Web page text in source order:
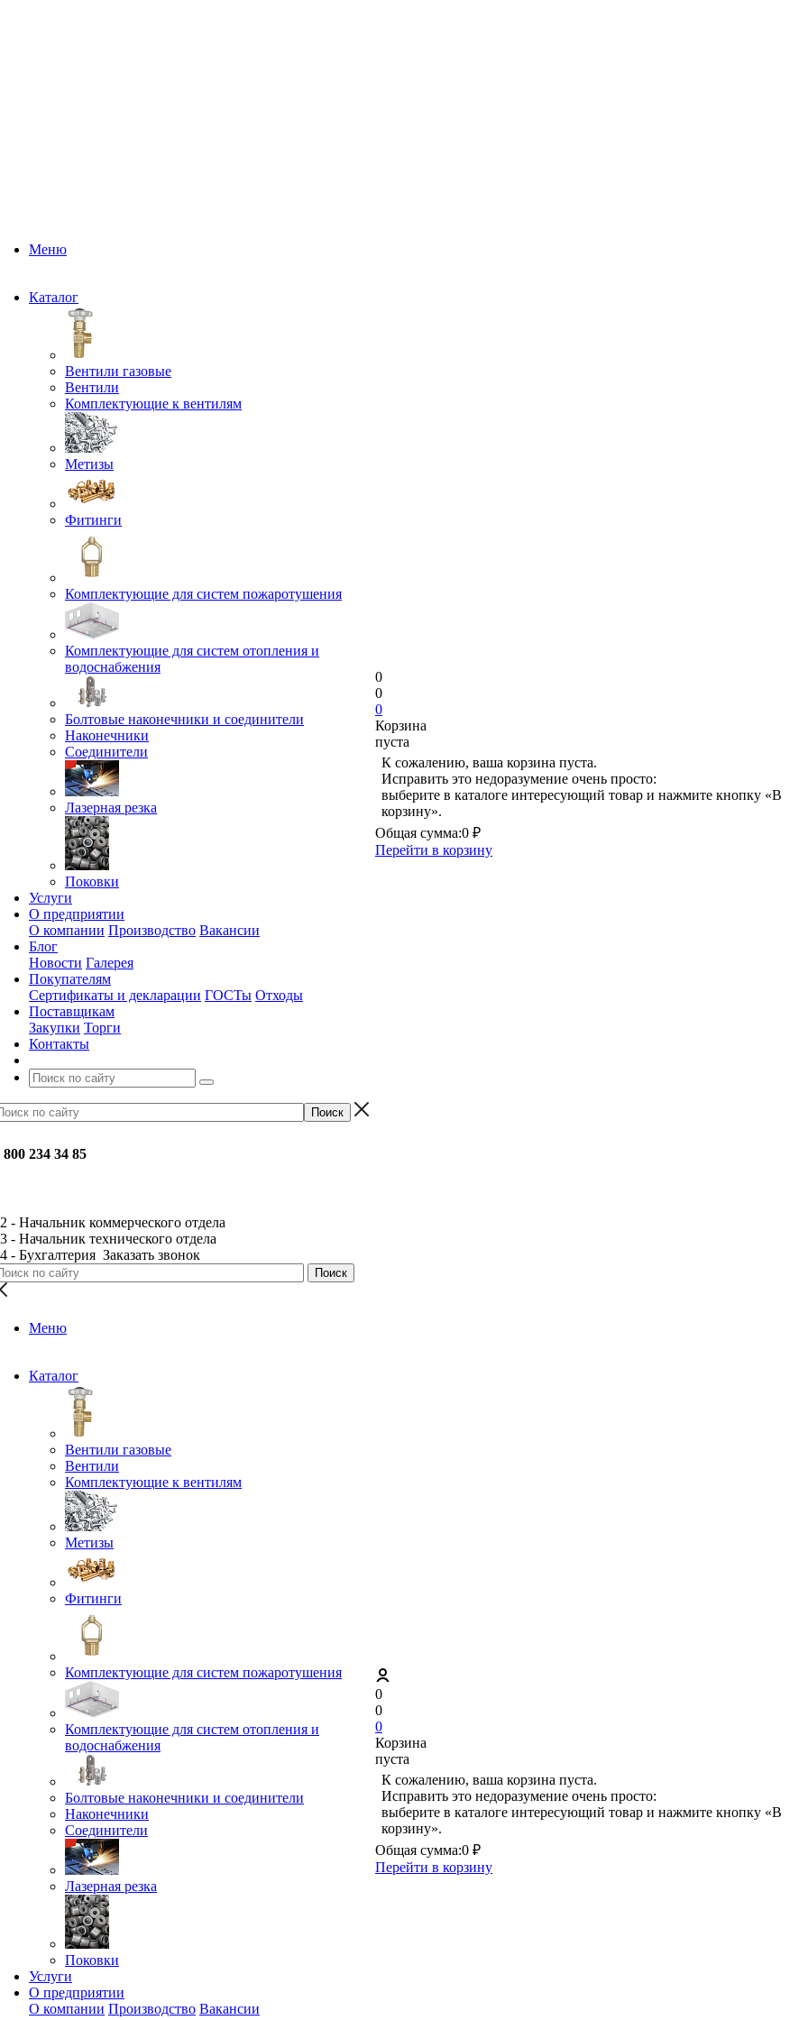
Меню
Каталог
Вентили газовые
Вентили
Комплектующие к вентилям
Метизы
Фитинги
Комплектующие для систем пожаротушения
Комплектующие для систем отопления и
водоснабжения
Болтовые наконечники и соединители
Наконечники
Соединители
Лазерная резка
Поковки
Услуги
О предприятии
О компании Производство Вакансии
Блог
Новости Галерея
Покупателям
Сертификаты и декларации ГОСТы Отходы
Поставщикам
Закупки Торги
Контакты
800 234 34 85
- Начальник коммерческого отдела
- Начальник технического отдела
- Бухгалтерия Заказать звонок
0
0
0
Корзина
пуста
К сожалению, ваша корзина пуста.
Исправить это недоразумение очень просто:
выберите в каталоге интересующий товар и нажмите кнопку «В
корзину».
Общая сумма:0 ₽
Перейти в корзину
Меню
Каталог
Вентили газовые
Вентили
Комплектующие к вентилям
Метизы
Фитинги
Комплектующие для систем пожаротушения
Комплектующие для систем отопления и
водоснабжения
Болтовые наконечники и соединители
Наконечники
Соединители
Лазерная резка
Поковки
Услуги
О предприятии
О компании Производство Вакансии
0
0
0
Корзина
пуста
К сожалению, ваша корзина пуста.
Исправить это недоразумение очень просто:
выберите в каталоге интересующий товар и нажмите кнопку «В
корзину».
Общая сумма:0 ₽
Перейти в корзину